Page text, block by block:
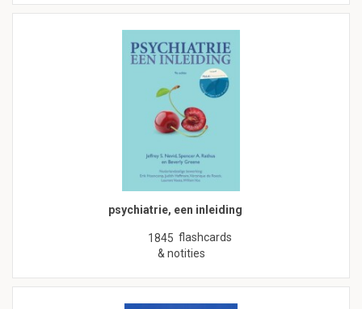
psychiatrie, een inleiding
1845 flashcards
& notities